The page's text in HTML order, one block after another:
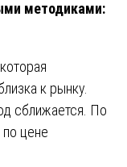
методиками:
к рынку.
сближается. По
цене